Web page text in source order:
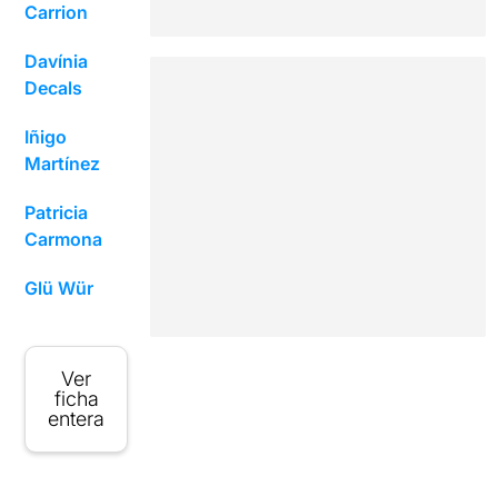
Carrion
Davínia
Decals
Iñigo
Martínez
Patricia
Carmona
Glü Wür
Ver
ficha
entera